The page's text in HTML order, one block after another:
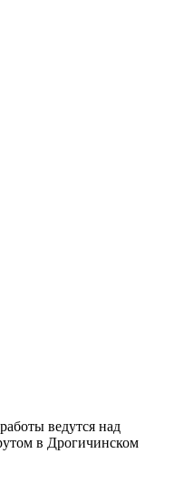
ведутся над
в Дрогичинском